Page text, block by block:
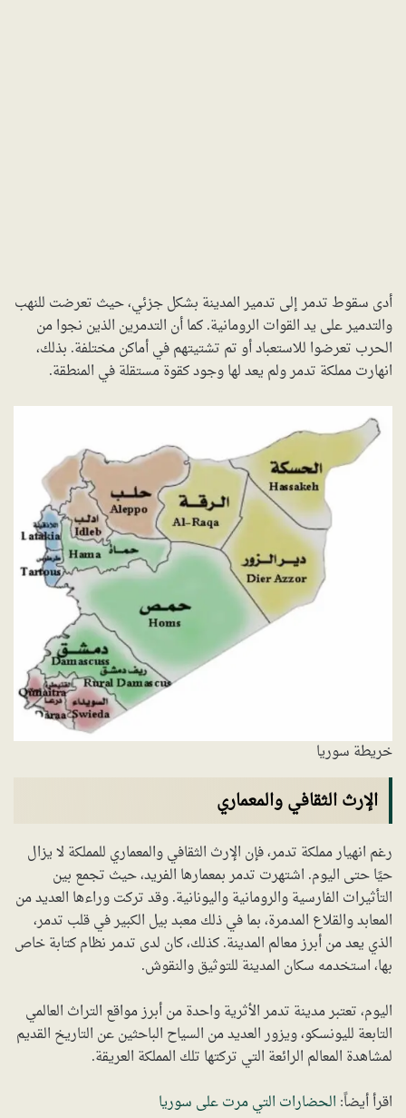
أدى سقوط تدمر إلى تدمير المدينة بشكل جزئي، حيث تعرضت للنهب
والتدمير على يد القوات الرومانية. كما أن التدمرين الذين نجوا من
الحرب تعرضوا للاستعباد أو تم تشتيتهم في أماكن مختلفة. بذلك،
انهارت مملكة تدمر ولم يعد لها وجود كقوة مستقلة في المنطقة.
خريطة سوريا
الإرث الثقافي والمعماري
رغم انهيار مملكة تدمر، فإن الإرث الثقافي والمعماري للمملكة لا يزال
حيًا حتى اليوم. اشتهرت تدمر بمعمارها الفريد، حيث تجمع بين
التأثيرات الفارسية والرومانية واليونانية. وقد تركت وراءها العديد من
المعابد والقلاع المدمرة، بما في ذلك معبد بيل الكبير في قلب تدمر،
الذي يعد من أبرز معالم المدينة. كذلك، كان لدى تدمر نظام كتابة خاص
بها، استخدمه سكان المدينة للتوثيق والنقوش.
اليوم، تعتبر مدينة تدمر الأثرية واحدة من أبرز مواقع التراث العالمي
التابعة لليونسكو، ويزور العديد من السياح الباحثين عن التاريخ القديم
لمشاهدة المعالم الرائعة التي تركتها تلك المملكة العريقة.
اقرأ أيضاً: الحضارات التي مرت على سوريا